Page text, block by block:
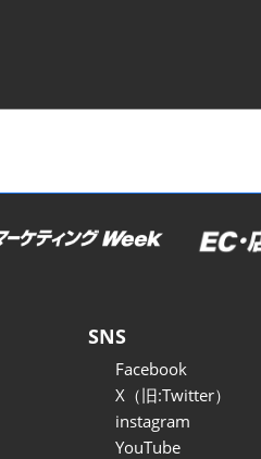
SNS
Facebook
X（旧:Twitter）
instagram
YouTube